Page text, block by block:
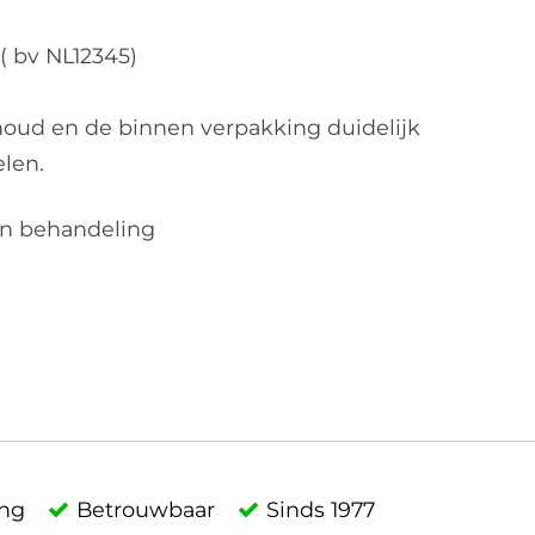
NL12345)
en de binnen verpakking duidelijk
behandeling
Betrouwbaar Sinds 1977